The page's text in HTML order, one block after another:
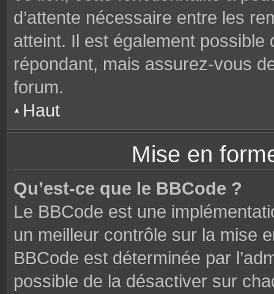
d’attente nécessaire entre les
atteint. Il est également
répondant, mais assurez-vous
forum.
Haut
Mise en
Qu’est-ce que le BBCode ?
Le BBCode est une
un meilleur contrôle sur la mise
BBCode est déterminée par
possible de la désactiver sur